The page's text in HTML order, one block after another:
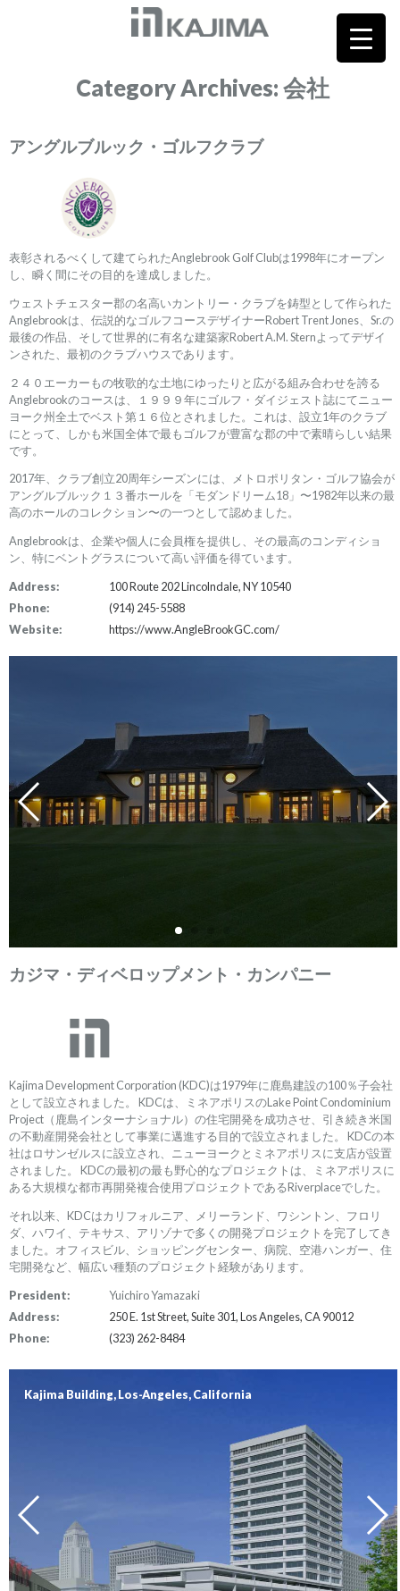
Category Archives: 会社
アングルブルック・ゴルフクラブ
表彰されるべくして建てられたAnglebrook Golf Clubは1998年にオープン
し、瞬く間にその目的を達成しました。
ウェストチェスター郡の名高いカントリー・クラブを鋳型として作られた
Anglebrookは、伝説的なゴルフコースデザイナーRobert Trent Jones、Sr.の
最後の作品、そして世界的に有名な建築家Robert A.M. Sternよってデザイ
ンされた、最初のクラブハウスであります。
２４０エーカーもの牧歌的な土地にゆったりと広がる組み合わせを誇る
Anglebrookのコースは、１９９９年にゴルフ・ダイジェスト誌にてニュー
ヨーク州全土でベスト第１６位とされました。これは、設立1年のクラブ
にとって、しかも米国全体で最もゴルフが豊富な郡の中で素晴らしい結果
です。
2017年、クラブ創立20周年シーズンには、メトロポリタン・ゴルフ協会が
アングルブルック１３番ホールを「モダンドリーム18」〜1982年以来の最
高のホールのコレクション〜の一つとして認めました。
Anglebrookは、企業や個人に会員権を提供し、その最高のコンディショ
ン、特にベントグラスについて高い評価を得ています。
Address:
100 Route 202 Lincolndale, NY 10540
Phone:
(914) 245-5588
Website:
https://www.AngleBrookGC.com/
カジマ・ディベロップメント・カンパニー
Kajima Development Corporation (KDC)は1979年に鹿島建設の100％子会社
として設立されました。 KDCは、ミネアポリスのLake Point Condominium
Project（鹿島インターナショナル）の住宅開発を成功させ、引き続き米国
の不動産開発会社として事業に邁進する目的で設立されました。 KDCの本
社はロサンゼルスに設立され、ニューヨークとミネアポリスに支店が設置
されました。 KDCの最初の最も野心的なプロジェクトは、ミネアポリスに
ある大規模な都市再開発複合使用プロジェクトであるRiverplaceでした。
それ以来、KDCはカリフォルニア、メリーランド、ワシントン、フロリ
ダ、ハワイ、テキサス、アリゾナで多くの開発プロジェクトを完了してき
ました。オフィスビル、ショッピングセンター、病院、空港ハンガー、住
宅開発など、幅広い種類のプロジェクト経験があります。
President:
Yuichiro Yamazaki
Address:
250 E. 1st Street, Suite 301, Los Angeles, CA 90012
Phone:
(323) 262-8484
Kajima Building, Los-Angeles, California